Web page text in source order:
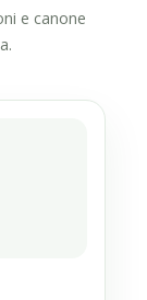
e canone